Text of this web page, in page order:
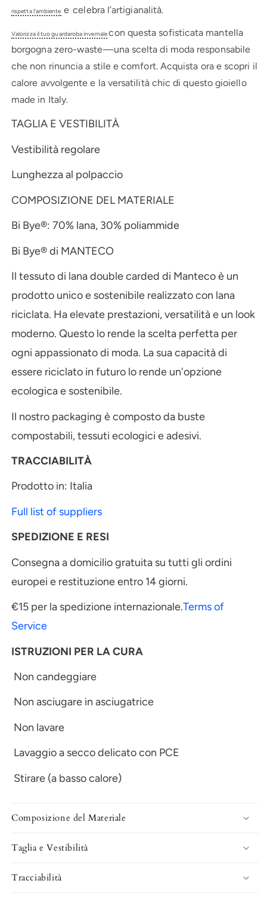
rispetta l’ambiente e celebra l’artigianalità.
Valorizza il tuo guardaroba invernalecon questa sofisticata mantella
borgogna zero-waste—una scelta di moda responsabile
che non rinuncia a stile e comfort. Acquista ora e scopri il
calore avvolgente e la versatilità chic di questo gioiello
made in Italy.
TAGLIA E VESTIBILITÀ
Vestibilità regolare
Lunghezza al polpaccio
COMPOSIZIONE DEL MATERIALE
Bi Bye®: 70% lana, 30% poliammide
Bi Bye® di MANTECO
Il tessuto di lana double carded di Manteco è un
prodotto unico e sostenibile realizzato con lana
riciclata. Ha elevate prestazioni, versatilità e un look
moderno. Questo lo rende la scelta perfetta per
ogni appassionato di moda. La sua capacità di
essere riciclato in futuro lo rende un'opzione
ecologica e sostenibile.
Il nostro packaging è composto da buste
compostabili, tessuti ecologici e adesivi.
TRACCIABILITÀ
Prodotto in: Italia
Full list of suppliers
SPEDIZIONE E RESI
Consegna a domicilio gratuita su tutti gli ordini
europei e restituzione entro 14 giorni.
€15 per la spedizione internazionale.Terms of
Service
ISTRUZIONI PER LA CURA
Non candeggiare
Non asciugare in asciugatrice
Non lavare
Lavaggio a secco delicato con PCE
Stirare (a basso calore)
Composizione del Materiale
Taglia e Vestibilità
Tracciabilità